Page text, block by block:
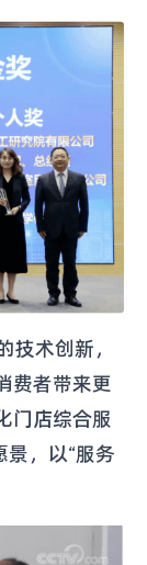
技术创新，
费者带来更
门店综合服
景，以“服务